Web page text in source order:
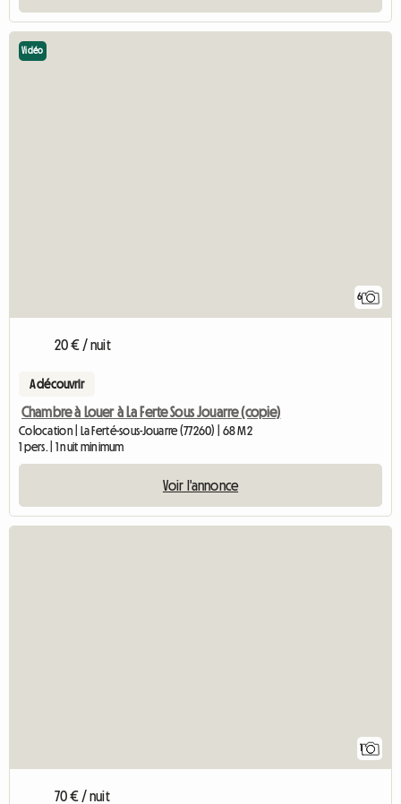
6
Vidéo
20 € / nuit
A découvrir
Chambre à Louer à La Ferte Sous Jouarre (copie)
Colocation | La Ferté-sous-Jouarre (77260) | 68 M2
1 pers. | 1 nuit minimum
Voir l'annonce
1
70 € / nuit